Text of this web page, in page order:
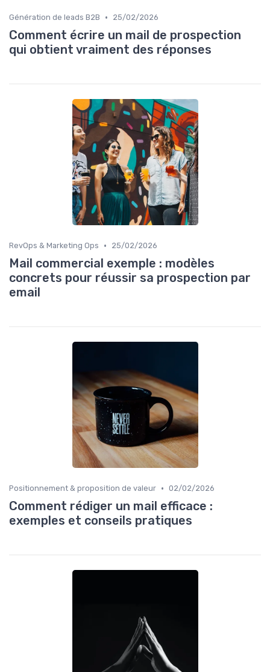
Génération de leads B2B • 25/02/2026
Comment écrire un mail de prospection
qui obtient vraiment des réponses
RevOps & Marketing Ops • 25/02/2026
Mail commercial exemple : modèles
concrets pour réussir sa prospection par
email
Positionnement & proposition de valeur • 02/02/2026
Comment rédiger un mail efficace :
exemples et conseils pratiques